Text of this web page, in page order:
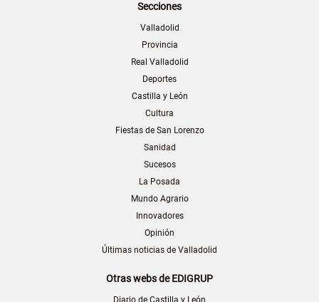
Secciones
Valladolid
Provincia
Real Valladolid
Deportes
Castilla y León
Cultura
Fiestas de San Lorenzo
Sanidad
Sucesos
La Posada
Mundo Agrario
Innovadores
Opinión
Últimas noticias de Valladolid
Otras webs de EDIGRUP